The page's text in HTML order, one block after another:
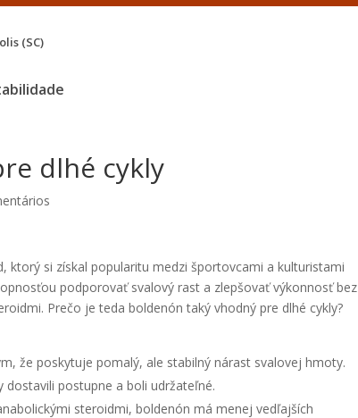
(SC)
dlhé cykly
ktorý si získal popularitu medzi športovcami a kulturistami
podporovať svalový rast a zlepšovať výkonnosť bez
Prečo je teda boldenón taký vhodný pre dlhé cykly?
že poskytuje pomalý, ale stabilný nárast svalovej hmoty.
dostavili postupne a boli udržateľné.
steroidmi, boldenón má menej vedľajších